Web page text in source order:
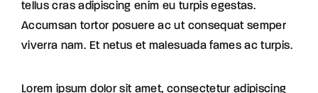
tellus cras adipiscing enim eu turpis egestas.
Accumsan tortor posuere ac ut consequat semper
viverra nam. Et netus et malesuada fames ac turpis.
Lorem ipsum dolor sit amet, consectetur adipiscing